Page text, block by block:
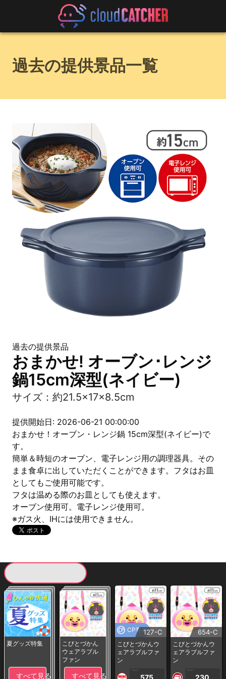
過去の提供景品一覧
過去の提供景品
おまかせ! オーブン･レンジ
鍋15cm深型(ネイビー)
サイズ：約21.5×17×8.5cm
提供開始日: 2026-06-21 00:00:00
おまかせ！オーブン・レンジ鍋 15cm深型(ネイビー)で
す。
簡単＆時短のオーブン、電子レンジ用の調理器具。その
まま食卓に出していただくことができます。フタはお皿
としてもご使用可能です。
フタは温める際のお皿としても使えます。
オーブン使用可。電子レンジ使用可。
※ガス火、IHには使用できません。
夏グッズ特集
すべて見る
こびとづかん
ウェアラブル
ファン
すべて見る
CP専用127-C
こびとづかんウ
ェアラブルファ
ン
1PLAY
575
654-C
こびとづかんウ
ェアラブルファ
ン
1PLAY
230